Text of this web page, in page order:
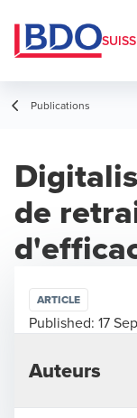
Publications
de
ARTICLE
Published: 17
Auteurs